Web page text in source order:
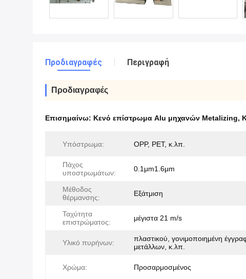
Προδιαγραφές Περιγραφή
Προδιαγραφές
Επισημαίνω: Κενό επίστρωμα Alu μηχανών Metalizing,
Υπόστρωμα: OPP, PET, κ.λπ.
Πάχος
υποστρωμάτων:
0.1μm1.6μm
Μέθοδος
θέρμανσης:
Εξάτμιση
Ταχύτητα
επιστρώματος:
μέγιστα 21 m/s
Υλικό πυρήνων:
πλαστικού, γονιμοποιημένη
μετάλλων, κ.λπ.
Χρώμα: Προσαρμοσμένος